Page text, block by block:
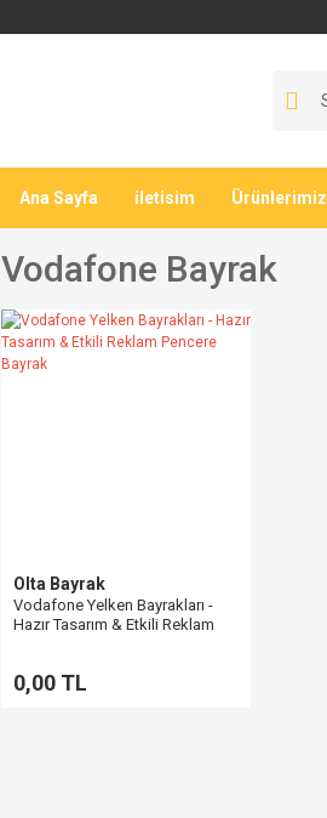
Ana Sayfa iletisim Ürünlerimiz
Vodafone Bayrak
Olta Bayrak
Vodafone Yelken Bayrakları -
Hazır Tasarım & Etkili Reklam
0,00 TL